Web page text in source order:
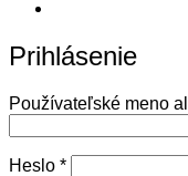
Prihlásenie
Používateľské meno
Heslo *Povinné